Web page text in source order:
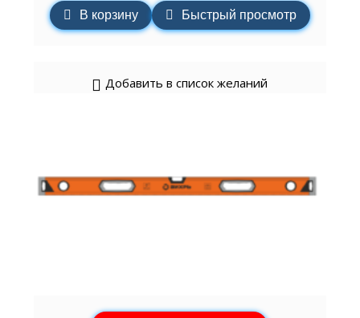
В корзину Быстрый просмотр
Добавить в список желаний